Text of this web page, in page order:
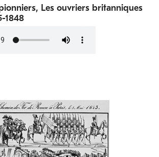
Les ouvriers britanniques
1848
d’origine